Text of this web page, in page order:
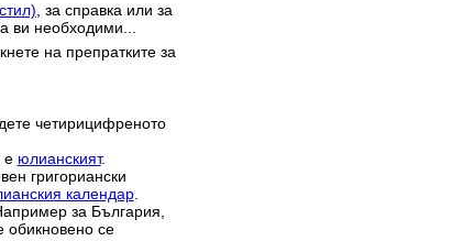
, за справка или за
ви необходими...
на препратките за
четирицифреното
е юлианският.
григориански
календар.
за България,
обикновено се